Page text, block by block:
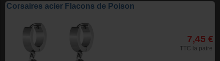
Corsaires acier Flacons de Poison
7,45 €
TTC la paire